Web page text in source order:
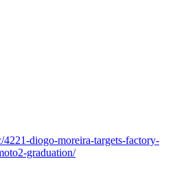
diogo-moreira-targets-factory-
graduation/